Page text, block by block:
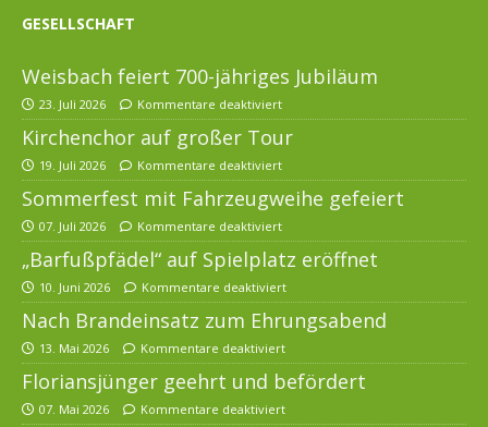
GESELLSCHAFT
Weisbach feiert 700-jähriges Jubiläum
23. Juli 2026 Kommentare deaktiviert
Kirchenchor auf großer Tour
19. Juli 2026 Kommentare deaktiviert
Sommerfest mit Fahrzeugweihe gefeiert
07. Juli 2026 Kommentare deaktiviert
„Barfußpfädel“ auf Spielplatz eröffnet
10. Juni 2026 Kommentare deaktiviert
Nach Brandeinsatz zum Ehrungsabend
13. Mai 2026 Kommentare deaktiviert
Floriansjünger geehrt und befördert
07. Mai 2026 Kommentare deaktiviert